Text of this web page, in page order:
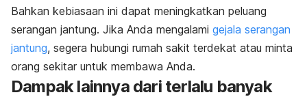
Bahkan kebiasaan ini dapat meningkatkan peluang
serangan jantung. Jika Anda mengalami gejala serangan
jantung, segera hubungi rumah sakit terdekat atau minta
orang sekitar untuk membawa Anda.
Dampak lainnya dari terlalu banyak